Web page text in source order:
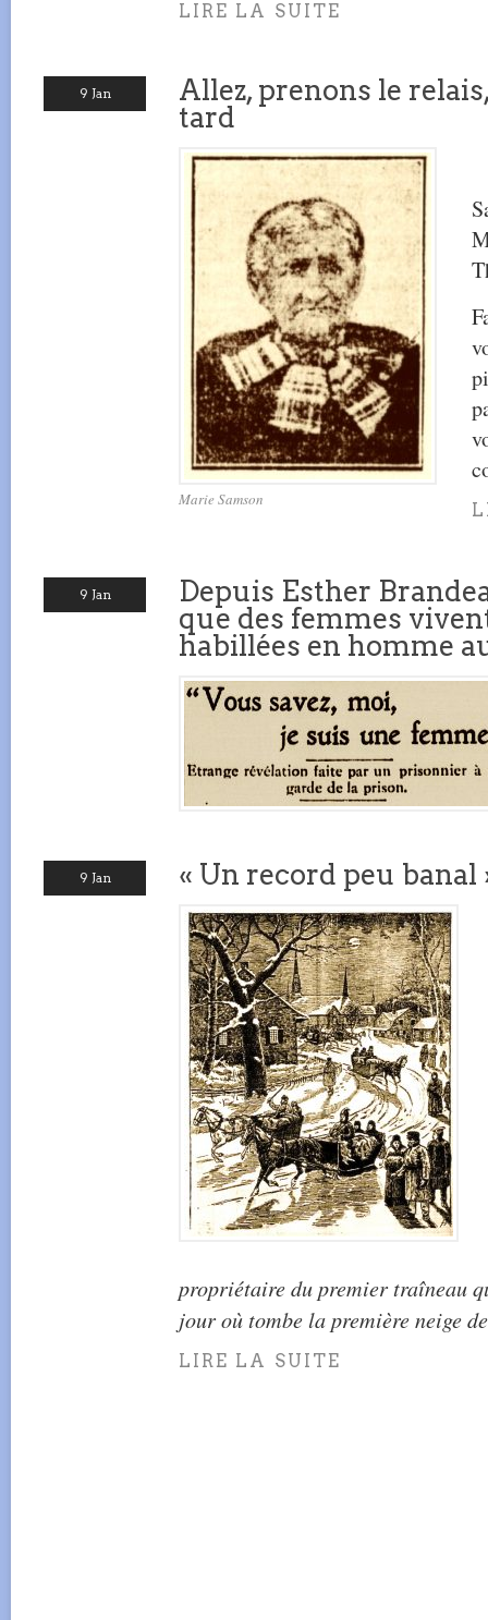
LIRE LA SUITE
9 Jan
Allez, prenons le
tard
Marie Samson
9 Jan
Depuis Esther
que des femmes
habillées en homme
9 Jan « Un record peu banal
propriétaire du premier traîneau
jour où tombe la première neige
LIRE LA SUITE